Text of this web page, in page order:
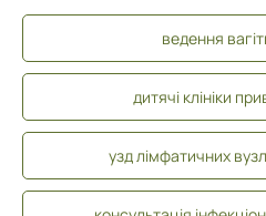
ведення
дитячі клініки
узд лімфатичних